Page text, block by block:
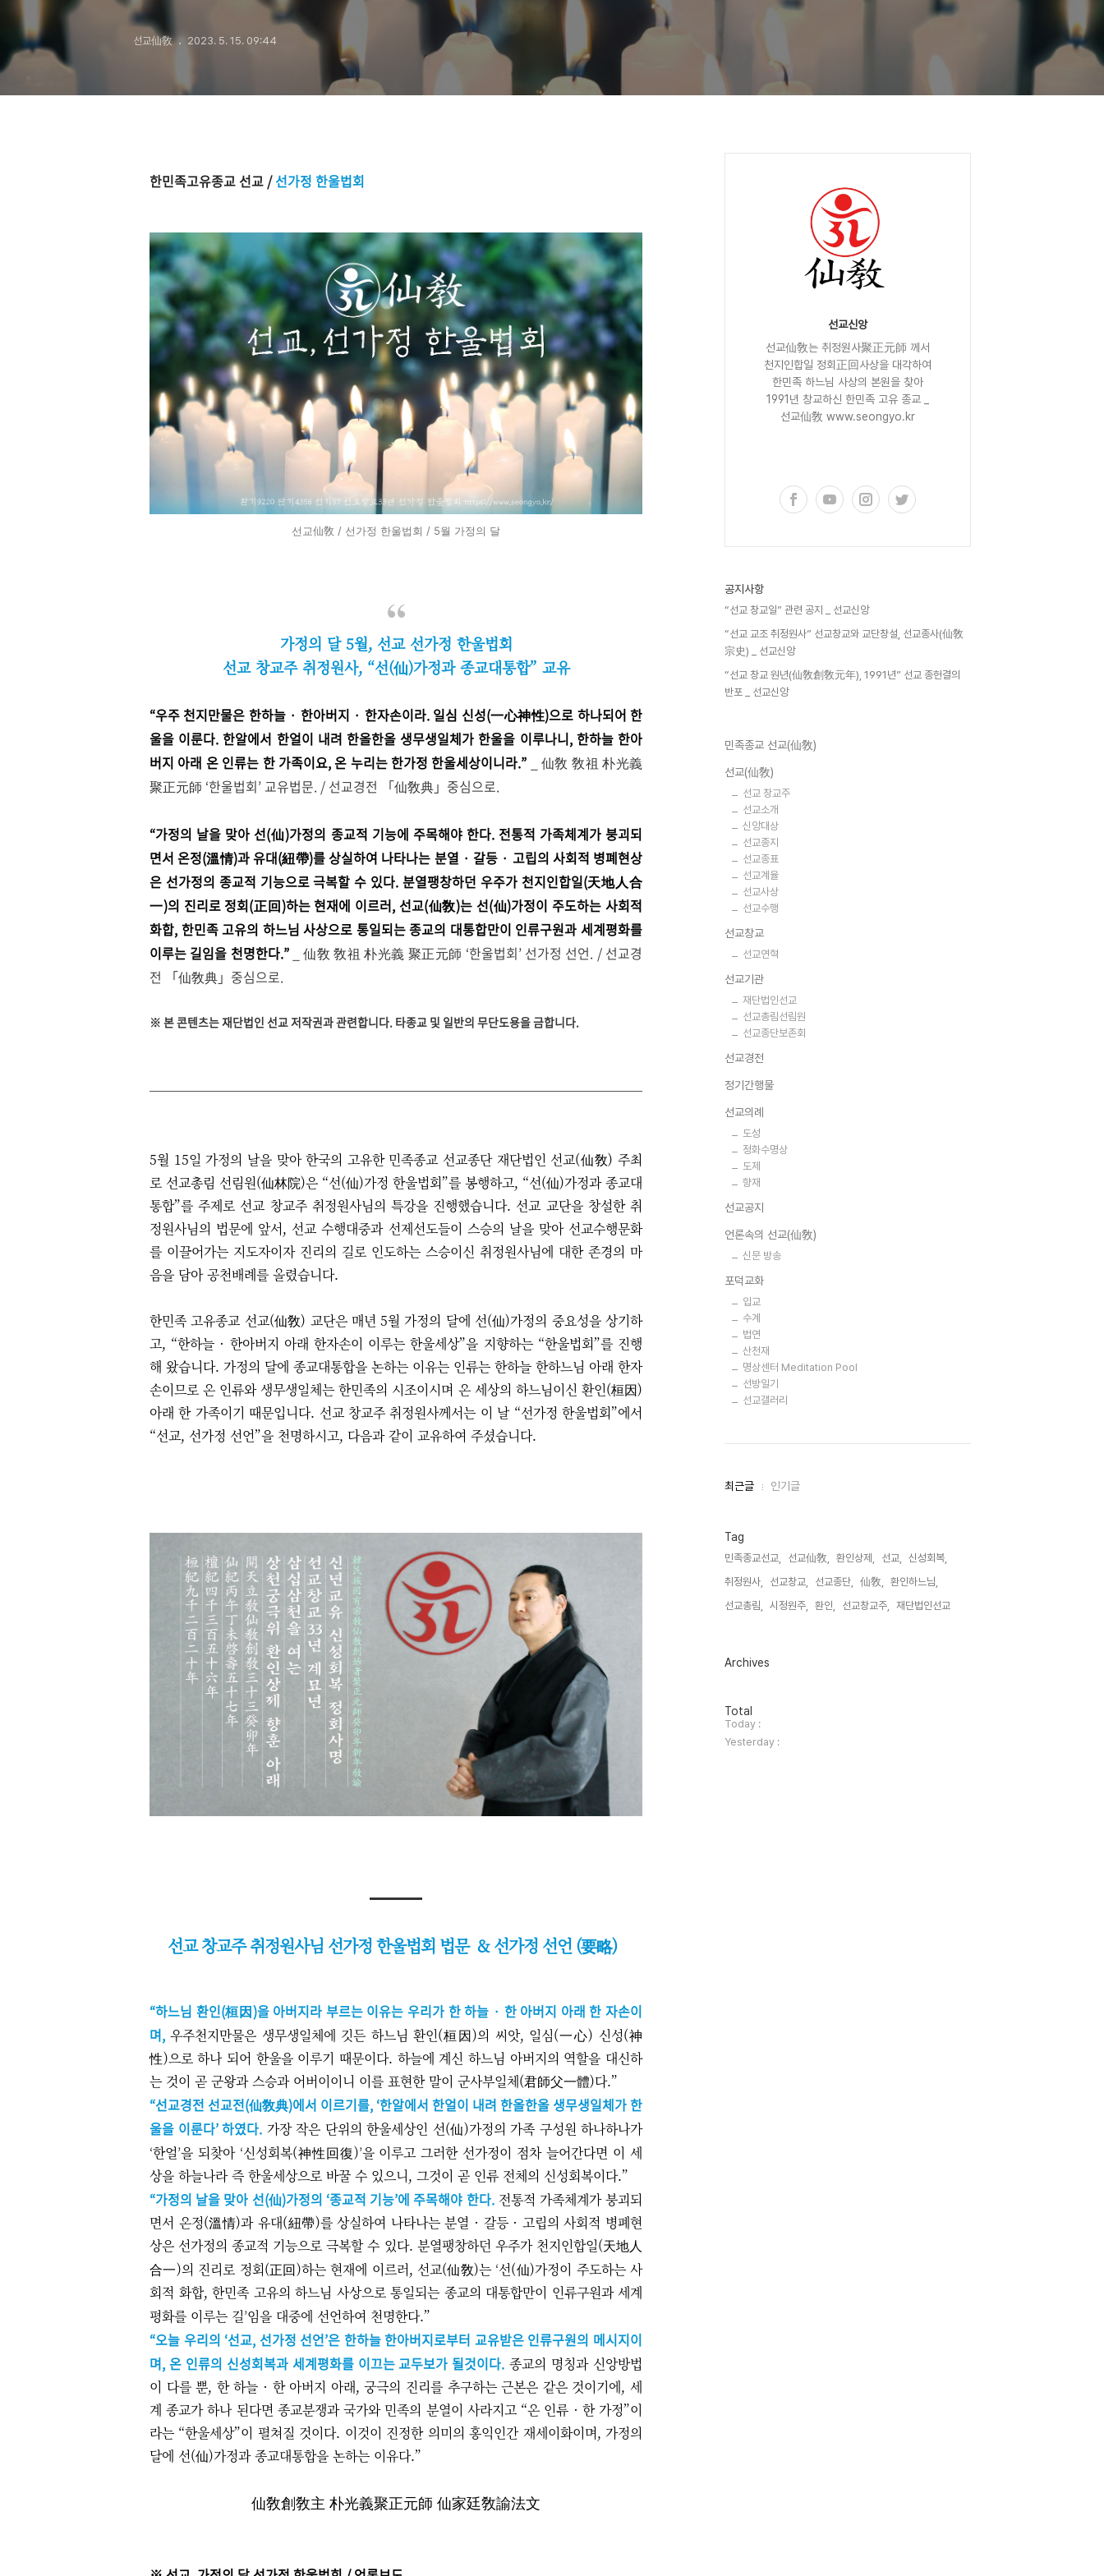
선교仙敎 2023. 5. 15. 09:44
한민족고유종교 선교 /선가정 한울법회
선교仙敎 / 선가정 한울법회 / 5월 가정의 달
가정의 달 5월, 선교 선가정 한울법회
선교 창교주 취정원사, “선(仙)가정과 종교대통합” 교유
“우주 천지만물은 한하늘 · 한아버지 · 한자손이라. 일심 신성(一心神性)으로 하나되어 한
울을 이룬다. 한알에서 한얼이 내려 한올한올 생무생일체가 한울을 이루나니, 한하늘 한아
버지 아래 온 인류는 한 가족이요, 온 누리는 한가정 한울세상이니라.”
_ 仙敎 敎祖 朴光義
聚正元師 ‘한울법회’ 교유법문. / 선교경전
「仙敎典」중심으로.
“가정의 날을 맞아 선(仙)가정의 종교적 기능에 주목해야 한다. 전통적 가족체계가 붕괴되
면서 온정(溫情)과 유대(紐帶)를 상실하여 나타나는 분열 · 갈등 · 고립의 사회적 병폐현상
은 선가정의 종교적 기능으로 극복할 수 있다. 분열팽창하던 우주가 천지인합일(天地人合
一)의 진리로 정회(正回)하는 현재에 이르러, 선교(仙敎)는 선(仙)가정이 주도하는 사회적
화합, 한민족 고유의 하느님 사상으로 통일되는 종교의 대통합만이 인류구원과 세계평화를
이루는 길임을 천명한다.”
_ 仙敎 敎祖 朴光義 聚正元師 ‘한울법회’ 선가정 선언. / 선교경
전
「仙敎典」중심으로.
※ 본 콘텐츠는 재단법인 선교 저작권과 관련합니다. 타종교 및 일반의 무단도용을 금합니다.
5월 15일 가정의 날을 맞아 한국의 고유한 민족종교 선교종단 재단법인 선교(仙敎) 주최
로 선교총림 선림원(仙林院)은 “선(仙)가정 한울법회”를 봉행하고, “선(仙)가정과 종교대
통합”를 주제로 선교 창교주 취정원사님의 특강을 진행했습니다. 선교 교단을 창설한 취
정원사님의 법문에 앞서, 선교 수행대중과 선제선도들이 스승의 날을 맞아 선교수행문화
를 이끌어가는 지도자이자 진리의 길로 인도하는 스승이신 취정원사님에 대한 존경의 마
음을 담아 공천배례를 올렸습니다.
한민족 고유종교 선교(仙敎) 교단은 매년 5월 가정의 달에 선(仙)가정의 중요성을 상기하
고, “한하늘 · 한아버지 아래 한자손이 이루는 한울세상”을 지향하는 “한울법회”를 진행
해 왔습니다. 가정의 달에 종교대통합을 논하는 이유는 인류는 한하늘 한하느님 아래 한자
손이므로 온 인류와 생무생일체는 한민족의 시조이시며 온 세상의 하느님이신 환인(桓因)
아래 한 가족이기 때문입니다. 선교 창교주 취정원사께서는 이 날 “선가정한울법회”에서
“선교, 선가정 선언”을 천명하시고, 다음과 같이 교유하여 주셨습니다.
선교 창교주 취정원사님 선가정 한울법회 법문 & 선가정 선언 (要略)
“하느님 환인(桓因)을 아버지라 부르는 이유는 우리가 한 하늘 · 한 아버지 아래 한 자손이
며, 우주천지만물은 생무생일체에 깃든 하느님 환인(桓因)의 씨앗, 일심(一心) 신성(神
性)으로 하나 되어 한울을 이루기 때문이다. 하늘에 계신 하느님 아버지의 역할을 대신하
는 것이 곧 군왕과 스승과 어버이이니 이를 표현한 말이 군사부일체(君師父一體)다.”
“선교경전 선교전(仙敎典)에서 이르기를, ‘한알에서 한얼이 내려 한올한올 생무생일체가 한
울을 이룬다’하였다. 가장 작은 단위의 한울세상인 선(仙)가정의 가족 구성원 하나하나가
‘한얼’을 되찾아 ‘신성회복(神性回復)’을 이루고 그러한 선가정이 점차 늘어간다면 이 세
상을 하늘나라 즉 한울세상으로 바꿀 수 있으니, 그것이 곧 인류 전체의 신성회복이다.”
“가정의 날을 맞아 선(仙)가정의 ‘종교적 기능’에 주목해야 한다. 전통적 가족체계가 붕괴되
면서 온정(溫情)과 유대(紐帶)를 상실하여 나타나는 분열 · 갈등 · 고립의 사회적 병폐현
상은 선가정의 종교적 기능으로 극복할 수 있다. 분열팽창하던 우주가 천지인합일(天地人
合一)의 진리로 정회(正回)하는 현재에 이르러, 선교(仙敎)는 ‘선(仙)가정이 주도하는 사
회적 화합, 한민족 고유의 하느님 사상으로 통일되는 종교의 대통합만이 인류구원과 세계
평화를 이루는 길’임을 대중에 선언하여 천명한다.”
“오늘 우리의 ‘선교, 선가정 선언’은 한하늘 한아버지로부터 교유받은 인류구원의 메시지이
며, 온 인류의 신성회복과 세계평화를 이끄는 교두보가 될것이다. 종교의 명칭과 신앙방법
이 다를 뿐, 한 하늘 · 한 아버지 아래, 궁극의 진리를 추구하는 근본은 같은 것이기에, 세
계 종교가 하나 된다면 종교분쟁과 국가와 민족의 분열이 사라지고 “온 인류 · 한 가정”이
라는 “한울세상”이 펼쳐질 것이다. 이것이 진정한 의미의 홍익인간 재세이화이며, 가정의
달에 선(仙)가정과 종교대통합을 논하는 이유다.”
仙敎創敎主 朴光義聚正元師 仙家廷敎諭法文
선교신앙
선교仙敎는 취정원사聚正元師 께서
천지인합일 정회正回사상을 대각하여
한민족 하느님 사상의 본원을 찾아
1991년 창교하신 한민족 고유 종교 _
선교仙敎 www.seongyo.kr
공지사항
“선교 창교일” 관련 공지 _ 선교신앙
“선교 교조 취정원사” 선교창교와 교단창설, 선교종사(仙敎
宗史) _ 선교신앙
“선교 창교 원년(仙敎創敎元年), 1991년” 선교 종헌결의
반포 _ 선교신앙
민족종교 선교(仙敎)
선교(仙敎)
선교 창교주
선교소개
신앙대상
선교종지
선교종표
선교계율
선교사상
선교수행
선교창교
선교연혁
선교기관
재단법인선교
선교총림선림원
선교종단보존회
선교경전
정기간행물
선교의례
도성
정화수명상
도제
향재
선교공지
언론속의 선교(仙敎)
신문 방송
포덕교화
입교
수계
법연
산천재
명상센터 Meditation Pool
선방일기
선교갤러리
최
인
글
최근글 인기글
Tag
민족종교선교, 선교仙敎, 환인상제, 선교,
신성회복,
취정원사,
선교창교, 선교종단, 仙敎,
환인하느님,
선교총림,
시정원주, 환인, 선교창교주, 재단법인선교,
Archives
방
문
자
수
Total
Today :
Yesterday :